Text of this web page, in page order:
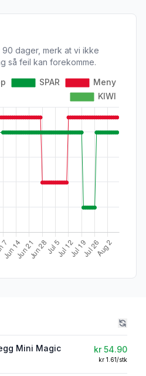
dager, merk at vi ikke
så feil kan forekomme.
Mini Magic
kr 54.90
kr 1.61/stk